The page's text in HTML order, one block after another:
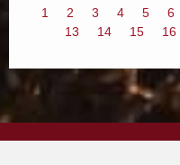
1 2 3 4 5 6
13
14 15 16